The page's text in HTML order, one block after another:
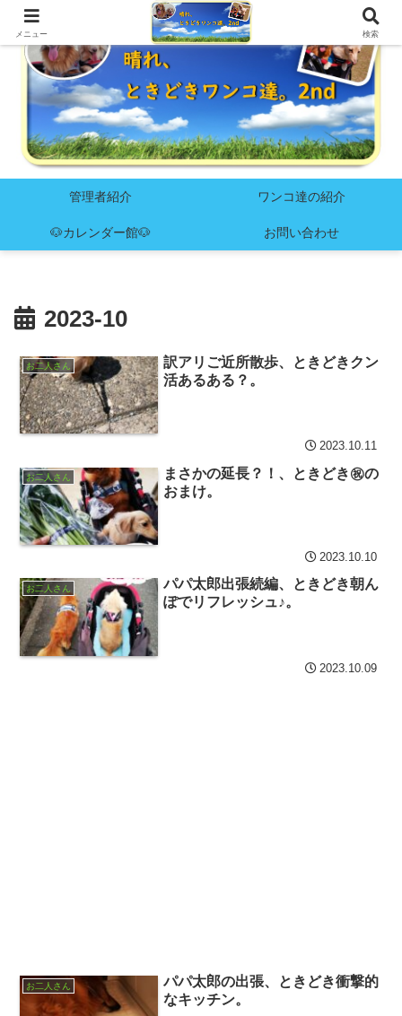
管理者紹介 ワンコ達の紹介
🐶カレンダー館🐶 お問い合わせ
2023-10
お二人さん
訳アリご近所散歩、ときどきクン
活あるある？。
2023.10.11
お二人さん
まさかの延長？！、ときどき㊗の
おまけ。
2023.10.10
お二人さん
パパ太郎出張続編、ときどき朝ん
ぽでリフレッシュ♪。
2023.10.09
お二人さん
パパ太郎の出張、ときどき衝撃的
なキッチン。
メニュー 検索